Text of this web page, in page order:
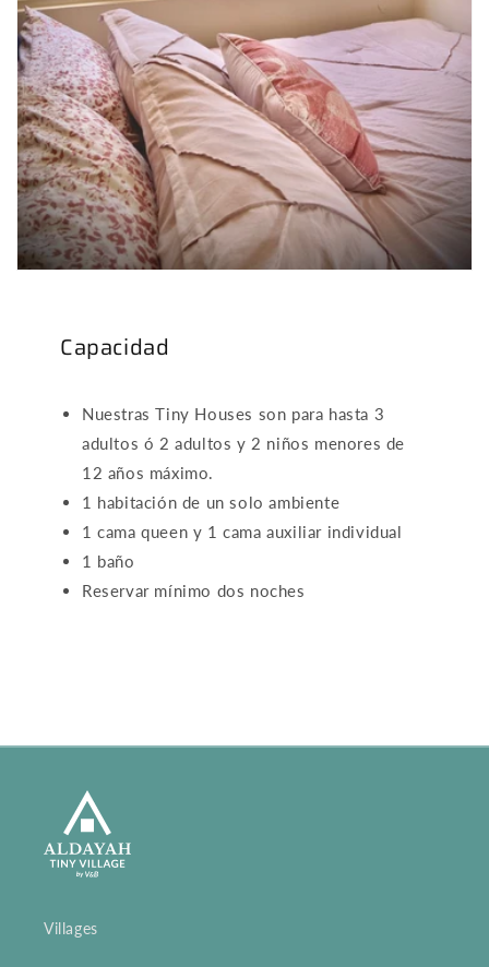
Capacidad
Nuestras Tiny Houses son para hasta 3
adultos ó 2 adultos y 2 niños menores de
12 años máximo.
1 habitación de un solo ambiente
1 cama queen y 1 cama auxiliar individual
1 baño
Reservar mínimo dos noches
Villages